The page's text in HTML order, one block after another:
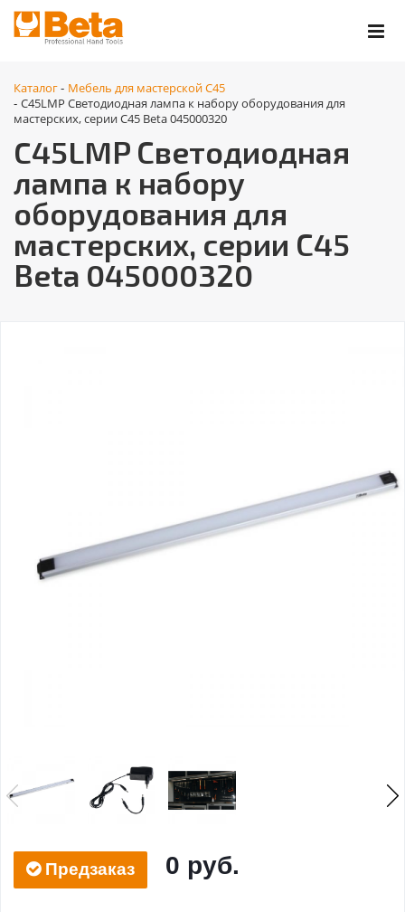
Каталог - Мебель для мастерской C45
- C45LMP Светодиодная лампа к набору оборудования для
мастерских, серии С45 Beta 045000320
C45LMP Светодиодная
лампа к набору
оборудования для
мастерских, серии С45
Beta 045000320
Предзаказ 0 руб.